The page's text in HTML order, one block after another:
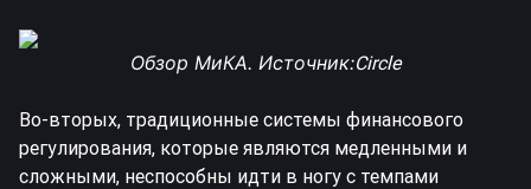
Обзор МиКА. Источник:Circle
Во-вторых, традиционные системы финансового
регулирования, которые являются медленными и
сложными, неспособны идти в ногу с темпами